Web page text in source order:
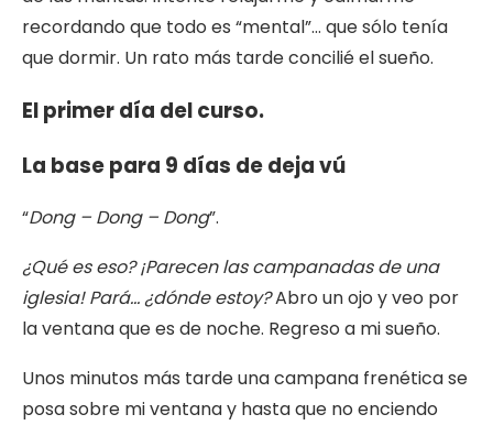
recordando que todo es “mental”… que sólo tenía
que dormir. Un rato más tarde concilié el sueño.
El primer día del curso.
La base para 9 días de deja vú
“Dong – Dong – Dong”.
¿Qué es eso? ¡Parecen las campanadas de una
iglesia! Pará… ¿dónde estoy?Abro un ojo y veo por
la ventana que es de noche. Regreso a mi sueño.
Unos minutos más tarde una campana frenética se
posa sobre mi ventana y hasta que no enciendo